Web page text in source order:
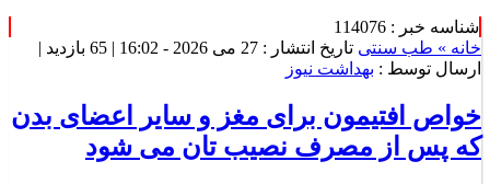
شناسه خبر : 114076
خانه » طب سنتی تاریخ انتشار : 27 می 2026 - 16:02 | 65 بازدید
|
ارسال توسط : بهداشت نیوز
خواص افتیمون برای مغز و سایر اعضای بدن
که پس از مصرف نصیب تان می شود